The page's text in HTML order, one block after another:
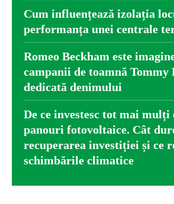
Cum influențează izolația
performanța unei centrale
Romeo Beckham este
campanii de toamnă
dedicată denimului
De ce investesc tot mai mulți
panouri fotovoltaice. Cât
recuperarea investiției și ce
schimbările climatice